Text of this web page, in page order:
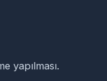
yapılması.